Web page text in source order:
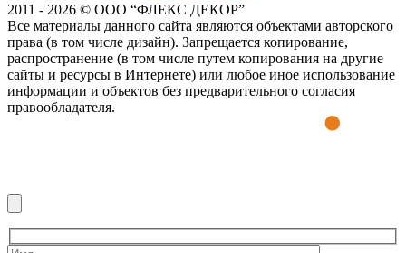
2011 - 2026 © OOO “ФЛЕКС ДЕКОР”
Все материалы данного сайта являются объектами авторского
права (в том числе дизайн). Запрещается копирование,
распространение (в том числе путем копирования на другие
сайты и ресурсы в Интернете) или любое иное использование
информации и объектов без предварительного согласия
правообладателя.